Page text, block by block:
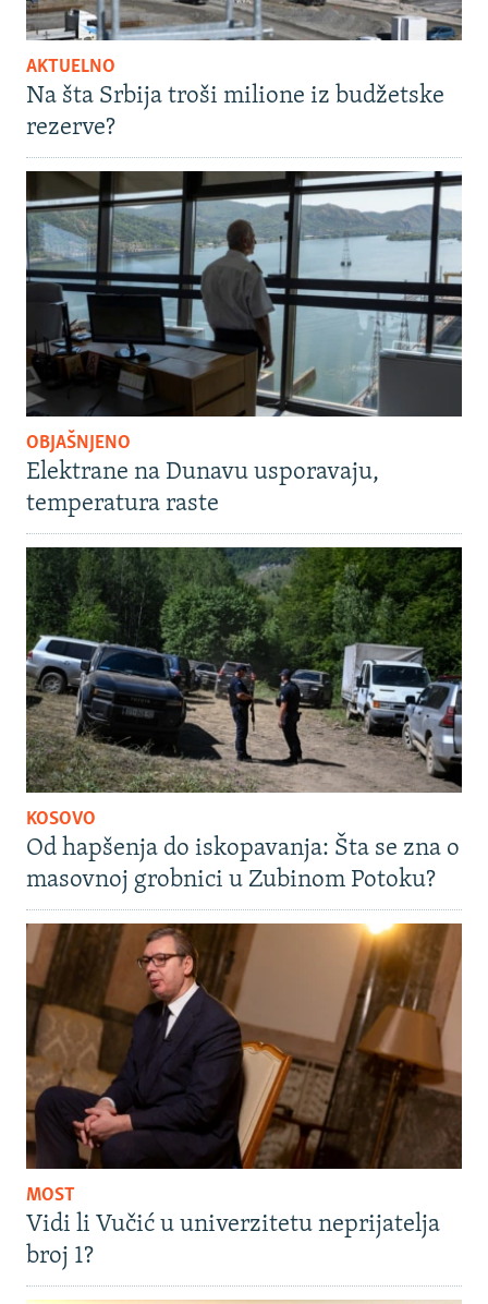
AKTUELNO
Na šta Srbija troši milione iz budžetske
rezerve?
OBJAŠNJENO
Elektrane na Dunavu usporavaju,
temperatura raste
KOSOVO
Od hapšenja do iskopavanja: Šta se zna o
masovnoj grobnici u Zubinom Potoku?
MOST
Vidi li Vučić u univerzitetu neprijatelja
broj 1?